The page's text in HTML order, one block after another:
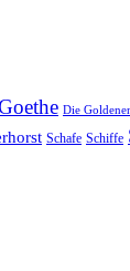
Die
Schafe Schiffe